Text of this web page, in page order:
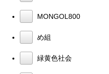
MONGOL800
め組
緑黄色社会